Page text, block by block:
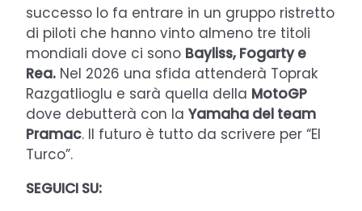
successo lo fa entrare in un gruppo ristretto
di piloti che hanno vinto almeno tre titoli
mondiali dove ci sono Bayliss, Fogarty e
Rea. Nel 2026 una sfida attenderà Toprak
Razgatlioglu e sarà quella della MotoGP
dove debutterà con la Yamaha del team
Pramac. Il futuro è tutto da scrivere per “El
Turco”.
SEGUICI SU: